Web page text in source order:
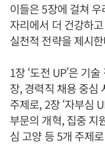
이들은 5장에 걸쳐
자리에서 더 건강하
실천적 전략을 제시
1장 ‘도전 UP’은 기
장, 경력직 채용 중심
주제로, 2장 ‘자부심
부문의 개혁, 집중 지
심 고양 등 5개 주제